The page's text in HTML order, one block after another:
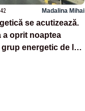
Madalina Mihai
se acutizează.
a oprit noaptea
energetic de la